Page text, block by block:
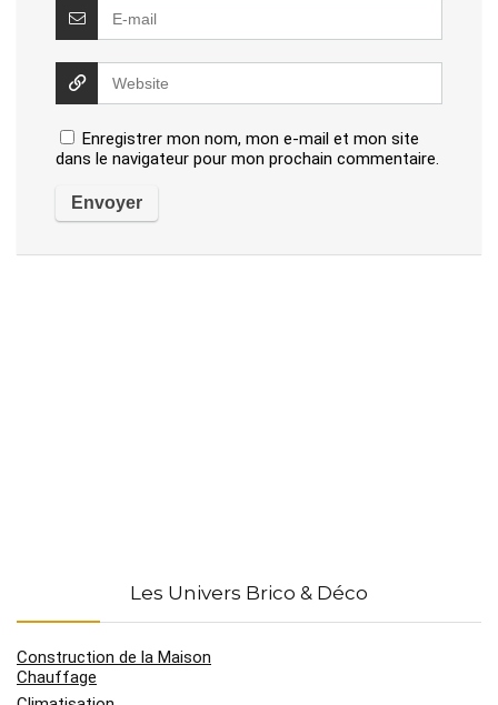
Enregistrer mon nom, mon e-mail et mon site
dans le navigateur pour mon prochain commentaire.
Les Univers Brico & Déco
Construction de la Maison
Chauffage